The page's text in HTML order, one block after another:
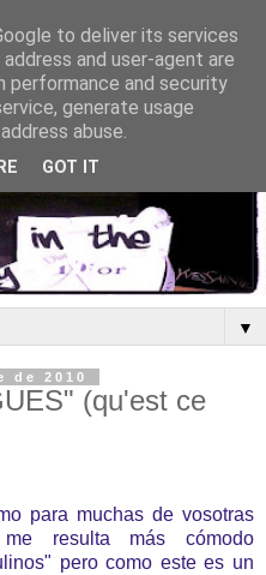
▼
de 2010
(qu'est ce
para muchas de vosotras
resulta más cómodo
pero como este es un
to deliver its services
and user-agent are
performance and security
generate usage
abuse.
GOT IT